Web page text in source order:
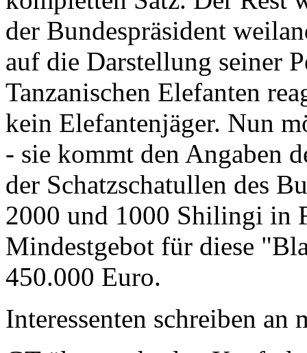
der Bundespräsident
auf die Darstellung seiner
Tanzanischen Elefanten
kein Elefantenjäger. Nun
- sie kommt den Angaben
der Schatzschatullen des
2000 und 1000 Shilingi in
Mindestgebot für diese
450.000 Euro.
Interessenten schreiben